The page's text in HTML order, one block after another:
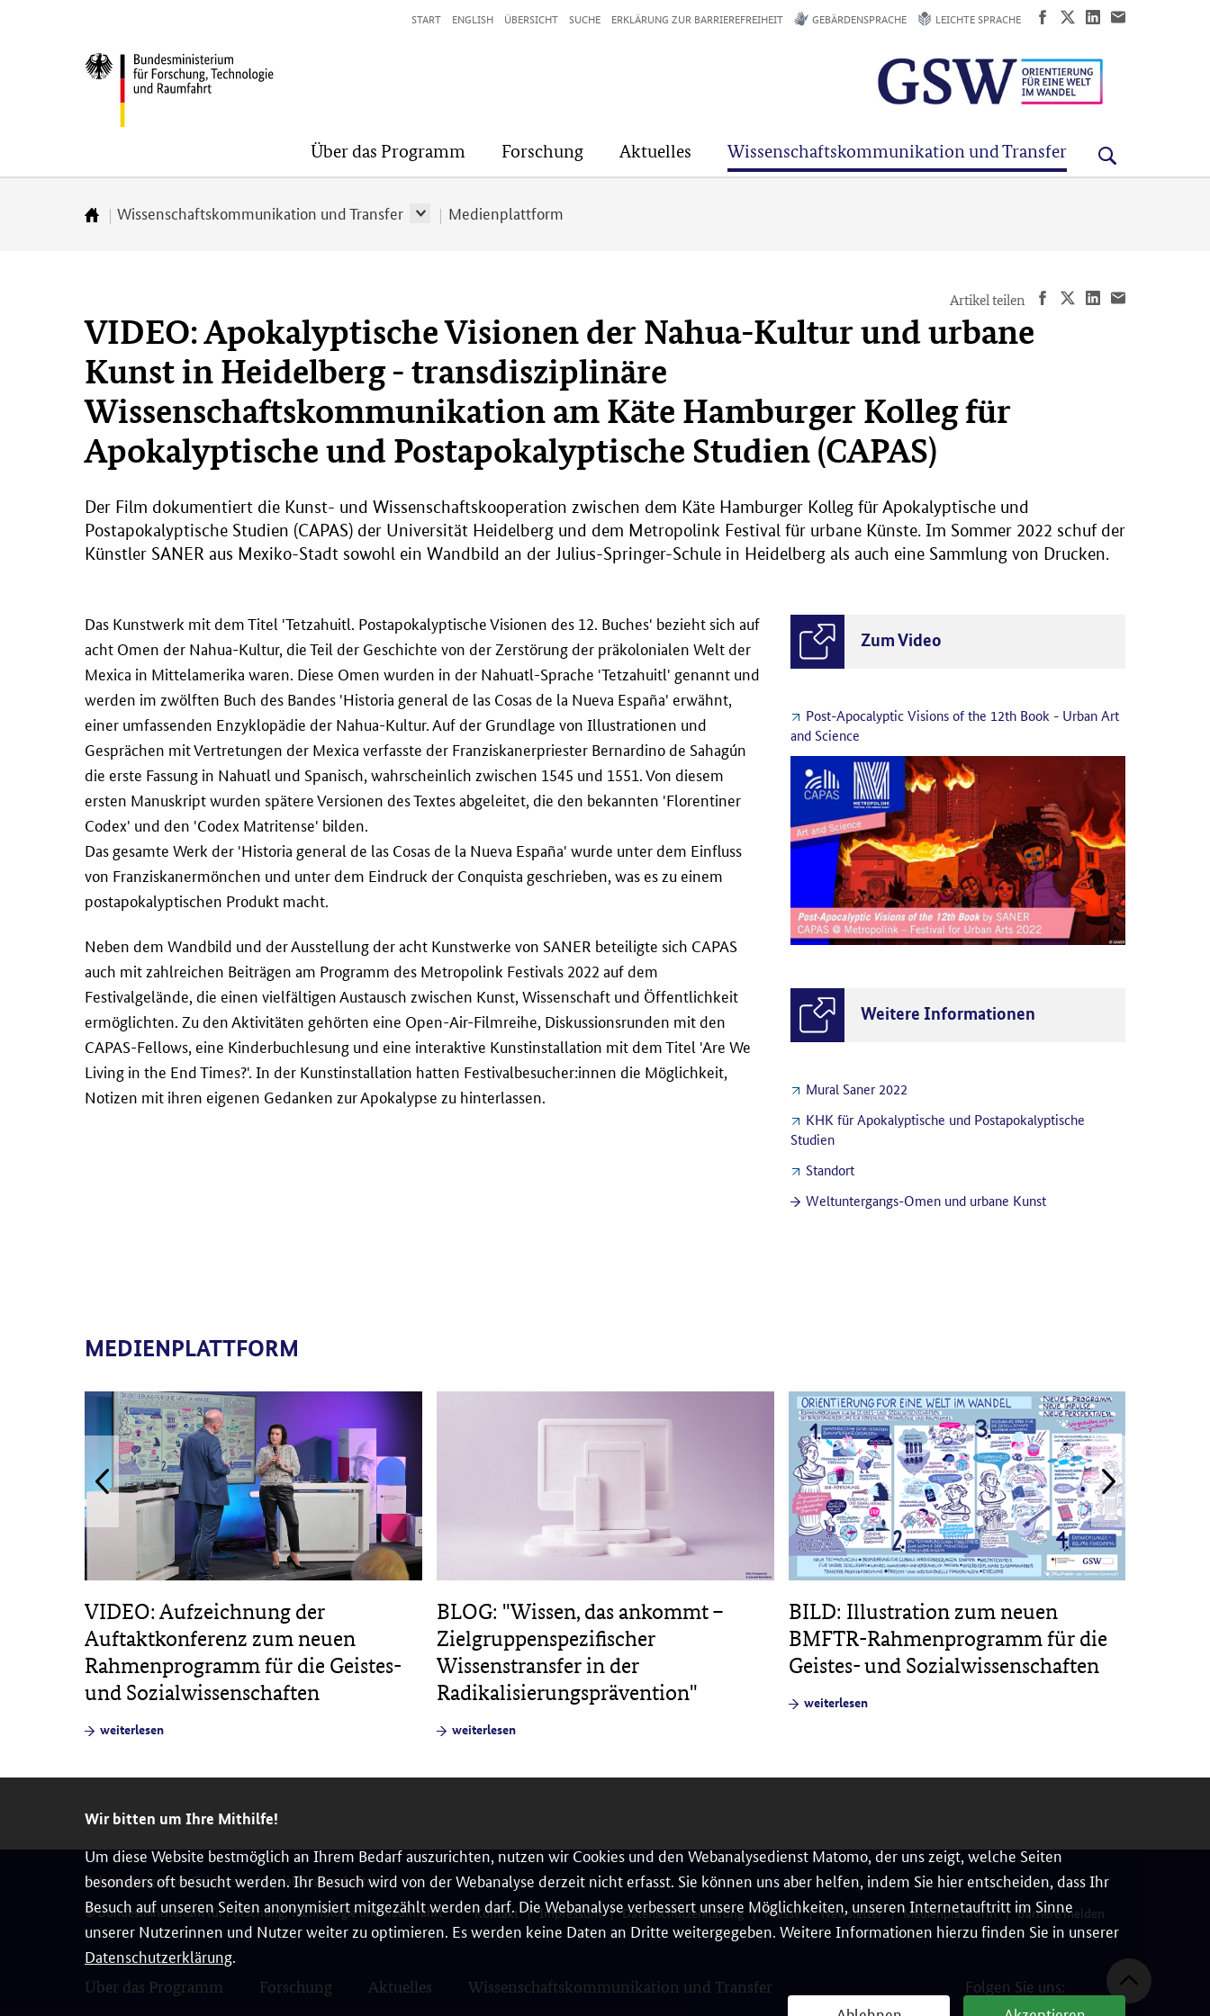
Wir bitten um Ihre Mithilfe!
Um diese Website bestmöglich an Ihrem Bedarf auszurichten, nutzen wir Cookies und den Webanalysedienst Matomo, der uns zeigt, welche Seiten
besonders oft besucht werden. Ihr Besuch wird von der Webanalyse derzeit nicht erfasst. Sie können uns aber helfen, indem Sie hier entscheiden, dass Ihr
Besuch auf unseren Seiten anonymisiert mitgezählt werden darf. Die Webanalyse verbessert unsere Möglichkeiten, unseren Internetauftritt im Sinne
unserer Nutzerinnen und Nutzer weiter zu optimieren. Es werden keine Daten an Dritte weitergegeben. Weitere Informationen hierzu finden Sie in unserer
Datenschutzerklärung.
BMFTR
Über das Programm Forschung Aktuelles Wissenschaftskommunikation und Transfer
START ENGLISH ÜBERSICHT SUCHE ERKLÄRUNG ZUR BARRIEREFREIHEIT GEBÄRDENSPRACHE LEICHTE SPRACHE
Zur
Wissenschaftskommunikation und Transfer Medienplattform
Artikel teilen
VIDEO: Apokalyptische Visionen der Nahua-Kultur und urbane
Kunst in Heidelberg - transdisziplinäre
Wissenschaftskommunikation am Käte Hamburger Kolleg für
Apokalyptische und Postapokalyptische Studien (CAPAS)
Der Film dokumentiert die Kunst- und Wissenschaftskooperation zwischen dem Käte Hamburger Kolleg für Apokalyptische und
Postapokalyptische Studien (CAPAS) der Universität Heidelberg und dem Metropolink Festival für urbane Künste. Im Sommer 2022 schuf der
Künstler SANER aus Mexiko-Stadt sowohl ein Wandbild an der Julius-Springer-Schule in Heidelberg als auch eine Sammlung von Drucken.
Das Kunstwerk mit dem Titel 'Tetzahuitl. Postapokalyptische Visionen des 12. Buches' bezieht sich auf
acht Omen der Nahua-Kultur, die Teil der Geschichte von der Zerstörung der präkolonialen Welt der
Mexica in Mittelamerika waren. Diese Omen wurden in der Nahuatl-Sprache 'Tetzahuitl' genannt und
werden im zwölften Buch des Bandes 'Historia general de las Cosas de la Nueva España' erwähnt,
einer umfassenden Enzyklopädie der Nahua-Kultur. Auf der Grundlage von Illustrationen und
Gesprächen mit Vertretungen der Mexica verfasste der Franziskanerpriester Bernardino de Sahagún
die erste Fassung in Nahuatl und Spanisch, wahrscheinlich zwischen 1545 und 1551. Von diesem
ersten Manuskript wurden spätere Versionen des Textes abgeleitet, die den bekannten 'Florentiner
Codex' und den 'Codex Matritense' bilden.
Das gesamte Werk der 'Historia general de las Cosas de la Nueva España' wurde unter dem Einfluss
von Franziskanermönchen und unter dem Eindruck der Conquista geschrieben, was es zu einem
postapokalyptischen Produkt macht.
Neben dem Wandbild und der Ausstellung der acht Kunstwerke von SANER beteiligte sich CAPAS
auch mit zahlreichen Beiträgen am Programm des Metropolink Festivals 2022 auf dem
Festivalgelände, die einen vielfältigen Austausch zwischen Kunst, Wissenschaft und Öffentlichkeit
ermöglichten. Zu den Aktivitäten gehörten eine Open-Air-Filmreihe, Diskussionsrunden mit den
CAPAS-Fellows, eine Kinderbuchlesung und eine interaktive Kunstinstallation mit dem Titel 'Are We
Living in the End Times?'. In der Kunstinstallation hatten Festivalbesucher:innen die Möglichkeit,
Notizen mit ihren eigenen Gedanken zur Apokalypse zu hinterlassen.
Zum Video
Post-Apocalyptic Visions of the 12th Book - Urban Art
and Science
Weitere Informationen
Mural Saner 2022
KHK für Apokalyptische und Postapokalyptische
Studien
Standort
Weltuntergangs-Omen und urbane Kunst
MEDIENPLATTFORM
VIDEO: Aufzeichnung der
Auftaktkonferenz zum neuen
Rahmenprogramm für die Geistes-
und Sozialwissenschaften
weiterlesen
BLOG: "Wissen, das ankommt –
Zielgruppenspezifischer
Wissenstransfer in der
Radikalisierungsprävention"
weiterlesen
BILD: Illustration zum neuen
BMFTR-Rahmenprogramm für die
Geistes- und Sozialwissenschaften
weiterlesen
Rahmenprogramm Geistes- und Sozialwissenschaften
© Bundesministerium für Forschung, Technologie und Raumfahrt
Kontakt Impressum Datenschutzerklärung Presse Newsletter Medienplattform Barriere melden
Über das Programm Forschung Aktuelles Wissenschaftskommunikation und Transfer Folgen Sie uns: